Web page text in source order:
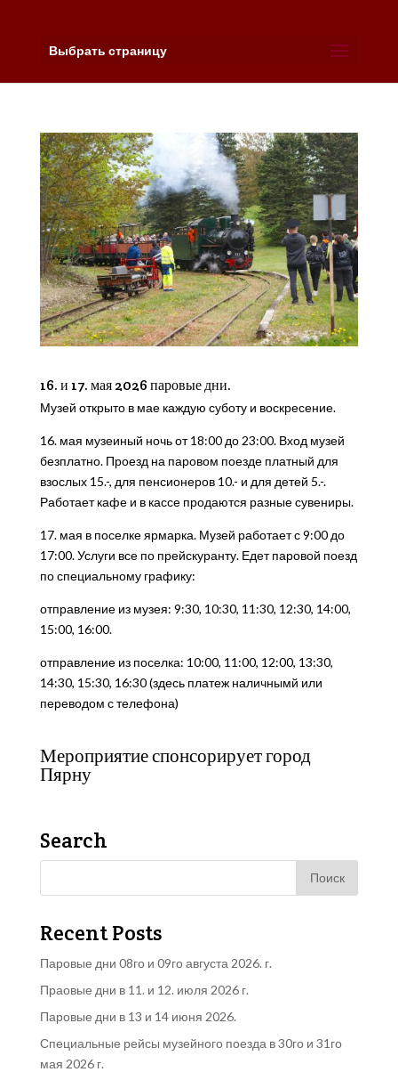
Выбрать страницу
16. и 17. мая 2026 паровые дни.
Музей открыто в мае каждую суботу и воскресение.
16. мая музеиный ночь от 18:00 до 23:00. Вход музей
безплатно. Проезд на паровом поезде платный для
взослых 15.-, для пенсионеров 10.- и для детей 5.-.
Работает кафе и в кассе продаются разные сувениры.
17. мая в поселке ярмарка. Музей работает с 9:00 до
17:00. Услуги все по прейскуранту. Едет паровой поезд
по специальному графику:
отправление из музея: 9:30, 10:30, 11:30, 12:30, 14:00,
15:00, 16:00.
отправление из поселка: 10:00, 11:00, 12:00, 13:30,
14:30, 15:30, 16:30 (здесь платеж наличнымй или
переводом с телефона)
Мероприятие спонсорирует город
Пярну
Search
Recent Posts
Паровые дни 08го и 09го августа 2026. г.
Праовые дни в 11. и 12. июля 2026 г.
Паровые дни в 13 и 14 июня 2026.
Специальные рейсы музейного поезда в 30го и 31го
мая 2026 г.